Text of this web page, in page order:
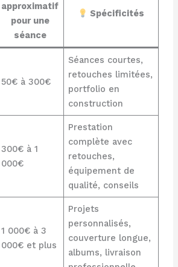
approximatif
pour une
séance
Spécificités
50€ à 300€
Séances courtes,
retouches limitées,
portfolio en
construction
300€ à 1
000€
Prestation
complète avec
retouches,
équipement de
qualité, conseils
1 000€ à 3
000€ et plus
Projets
personnalisés,
couverture longue,
albums, livraison